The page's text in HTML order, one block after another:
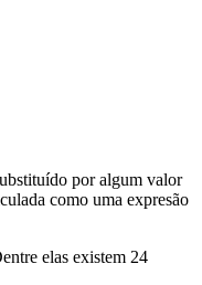
por algum valor
como uma expresão
elas existem 24